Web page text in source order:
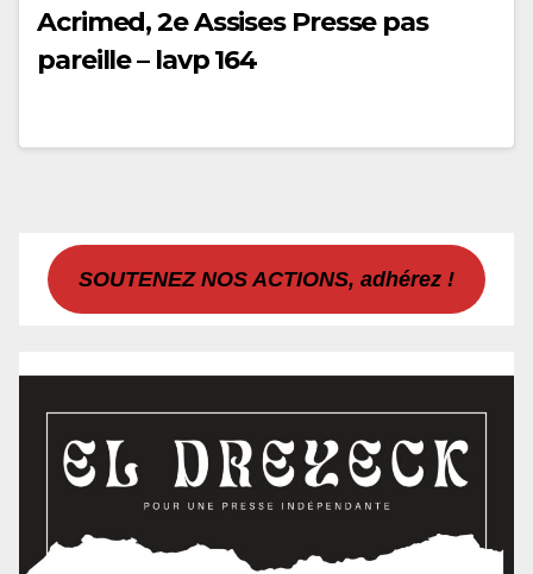
Acrimed, 2e Assises Presse pas
pareille – lavp 164
SOUTENEZ NOS ACTIONS, adhérez !